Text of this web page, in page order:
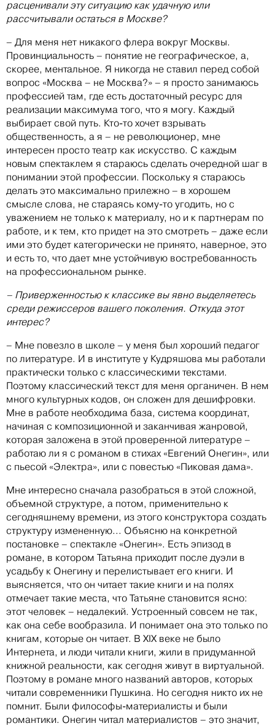
расценивали эту ситуацию как удачную или
рассчитывали остаться в Москве?
– Для меня нет никакого флера вокруг Москвы.
Провинциальность – понятие не географическое, а,
скорее, ментальное. Я никогда не ставил перед собой
вопрос «Москва – не Москва?» – я просто занимаюсь
профессией там, где есть достаточный ресурс для
реализации максимума того, что я могу. Каждый
выбирает свой путь. Кто-то хочет взрывать
общественность, а я – не революционер, мне
интересен просто театр как искусство. С каждым
новым спектаклем я стараюсь сделать очередной шаг в
понимании этой профессии. Поскольку я стараюсь
делать это максимально прилежно – в хорошем
смысле слова, не стараясь кому-то угодить, но с
уважением не только к материалу, но и к партнерам по
работе, и к тем, кто придет на это смотреть – даже если
ими это будет категорически не принято, наверное, это
и есть то, что дает мне устойчивую востребованность
на профессиональном рынке.
– Приверженностью к классике вы явно выделяетесь
среди режиссеров вашего поколения. Откуда этот
интерес?
– Мне повезло в школе – у меня был хороший педагог
по литературе. И в институте у Кудряшова мы работали
практически только с классическими текстами.
Поэтому классический текст для меня органичен. В нем
много культурных кодов, он сложен для дешифровки.
Мне в работе необходима база, система координат,
начиная с композиционной и заканчивая жанровой,
которая заложена в этой проверенной литературе –
работаю ли я с романом в стихах «Евгений Онегин», или
с пьесой «Электра», или с повестью «Пиковая дама».
Мне интересно сначала разобраться в этой сложной,
объемной структуре, а потом, применительно к
сегодняшнему времени, из этого конструктора создать
структуру измененную... Объясню на конкретной
постановке – спектакле «Онегин». Есть эпизод в
романе, в котором Татьяна приходит после дуэли в
усадьбу к Онегину и перелистывает его книги. И
выясняется, что он читает такие книги и на полях
отмечает такие места, что Татьяне становится ясно:
этот человек – недалекий. Устроенный совсем не так,
как она себе вообразила. И понимает она это только по
книгам, которые он читает. В XIX веке не было
Интернета, и люди читали книги, жили в придуманной
книжной реальности, как сегодня живут в виртуальной.
Поэтому в романе много названий авторов, которых
читали современники Пушкина. Но сегодня никто их не
помнит. Были философы-материалисты и были
романтики. Онегин читал материалистов – это значит,